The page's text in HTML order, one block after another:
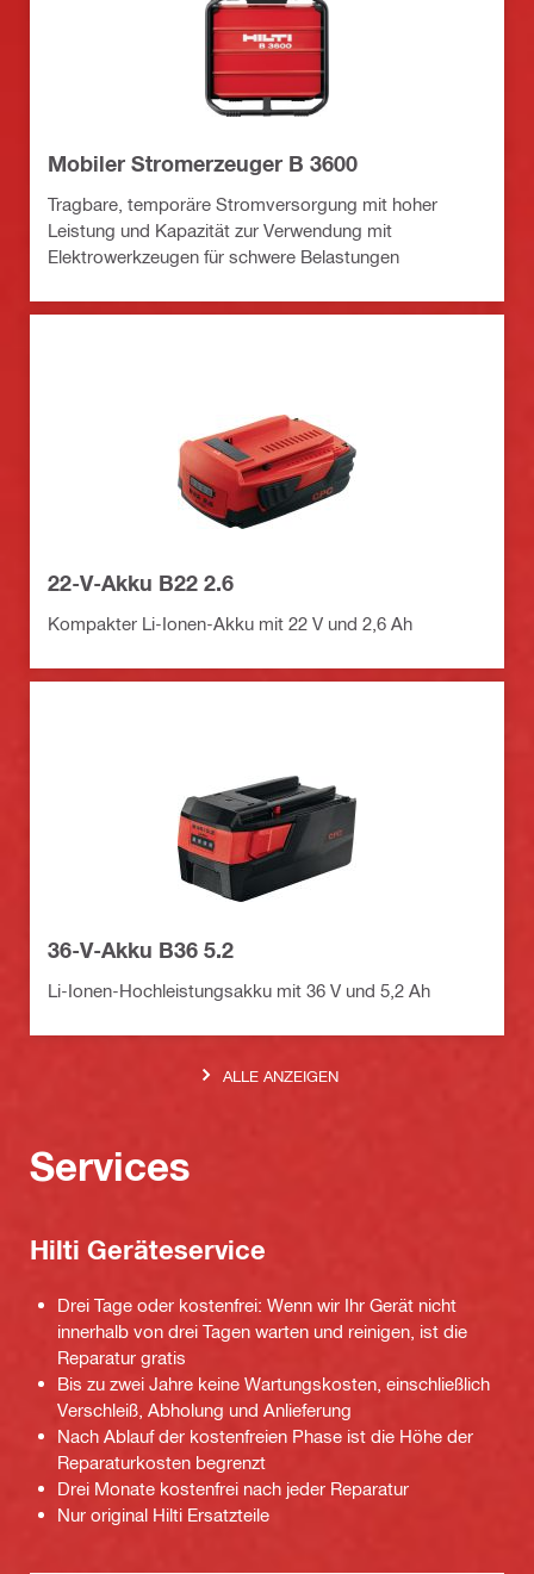
Mobiler Stromerzeuger B 3600
Tragbare, temporäre Stromversorgung mit hoher
Leistung und Kapazität zur Verwendung mit
Elektrowerkzeugen für schwere Belastungen
22-V-Akku B22 2.6
Kompakter Li-Ionen-Akku mit 22 V und 2,6 Ah
36-V-Akku B36 5.2
Li-Ionen-Hochleistungsakku mit 36 V und 5,2 Ah
ALLE ANZEIGEN
Services
Hilti Geräteservice
Drei Tage oder kostenfrei: Wenn wir Ihr Gerät nicht
innerhalb von drei Tagen warten und reinigen, ist die
Reparatur gratis
Bis zu zwei Jahre keine Wartungskosten, einschließlich
Verschleiß, Abholung und Anlieferung
Nach Ablauf der kostenfreien Phase ist die Höhe der
Reparaturkosten begrenzt
Drei Monate kostenfrei nach jeder Reparatur
Nur original Hilti Ersatzteile